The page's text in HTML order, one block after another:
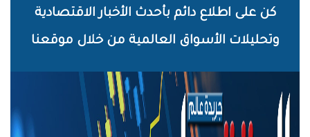
الرئيسي
كن على اطلاع دائم بأحدث الأخبار الاقتصادية
وتحليلات الأسواق العالمية من خلال موقعنا